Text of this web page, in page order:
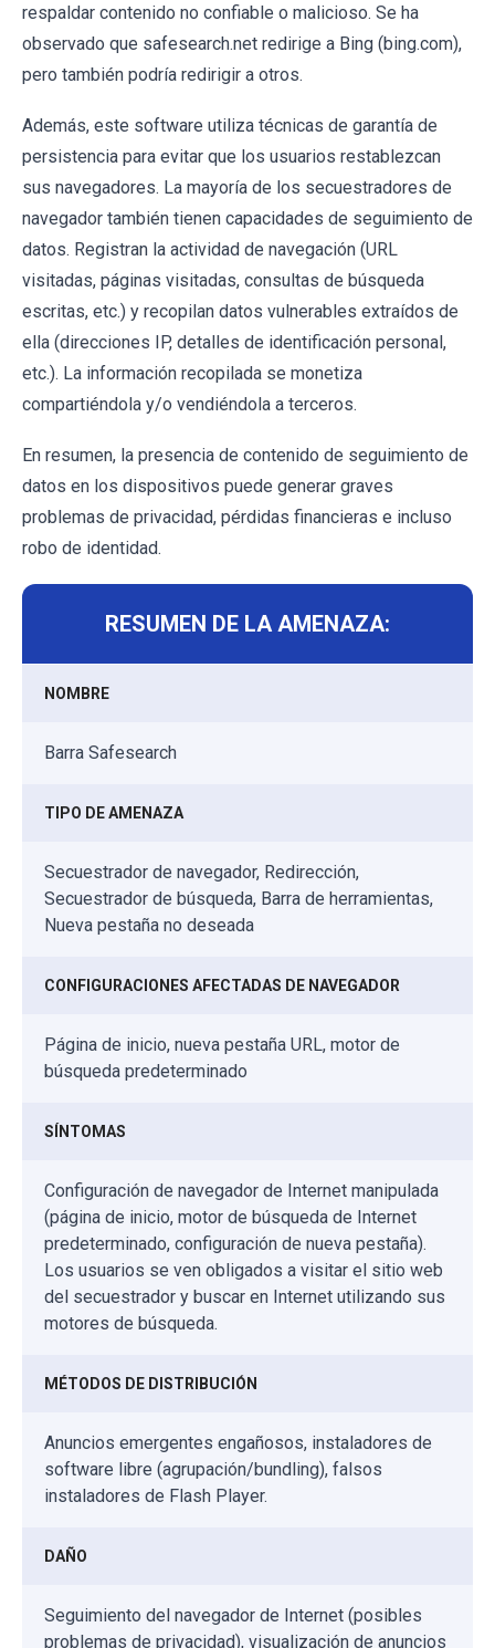
respaldar contenido no confiable o malicioso. Se ha
observado que safesearch.net redirige a Bing (bing.com),
pero también podría redirigir a otros.
Además, este software utiliza técnicas de garantía de
persistencia para evitar que los usuarios restablezcan
sus navegadores. La mayoría de los secuestradores de
navegador también tienen capacidades de seguimiento de
datos. Registran la actividad de navegación (URL
visitadas, páginas visitadas, consultas de búsqueda
escritas, etc.) y recopilan datos vulnerables extraídos de
ella (direcciones IP, detalles de identificación personal,
etc.). La información recopilada se monetiza
compartiéndola y/o vendiéndola a terceros.
En resumen, la presencia de contenido de seguimiento de
datos en los dispositivos puede generar graves
problemas de privacidad, pérdidas financieras e incluso
robo de identidad.
RESUMEN DE LA AMENAZA:
NOMBRE
Barra Safesearch
TIPO DE AMENAZA
Secuestrador de navegador, Redirección,
Secuestrador de búsqueda, Barra de herramientas,
Nueva pestaña no deseada
CONFIGURACIONES AFECTADAS DE NAVEGADOR
Página de inicio, nueva pestaña URL, motor de
búsqueda predeterminado
SÍNTOMAS
Configuración de navegador de Internet manipulada
(página de inicio, motor de búsqueda de Internet
predeterminado, configuración de nueva pestaña).
Los usuarios se ven obligados a visitar el sitio web
del secuestrador y buscar en Internet utilizando sus
motores de búsqueda.
MÉTODOS DE DISTRIBUCIÓN
Anuncios emergentes engañosos, instaladores de
software libre (agrupación/bundling), falsos
instaladores de Flash Player.
DAÑO
Seguimiento del navegador de Internet (posibles
problemas de privacidad), visualización de anuncios